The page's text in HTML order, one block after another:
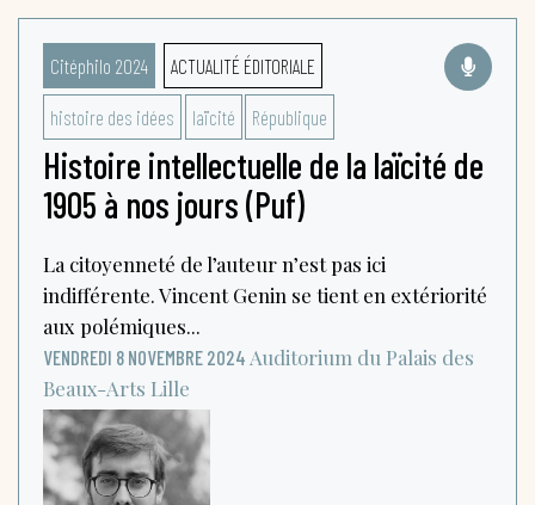
Citéphilo 2024 ACTUALITÉ ÉDITORIALE
histoire des idées laïcité République
Histoire intellectuelle de la laïcité de
1905 à nos jours (Puf)
La citoyenneté de l’auteur n’est pas ici
indifférente. Vincent Genin se tient en extériorité
aux polémiques...
VENDREDI 8 NOVEMBRE 2024 Auditorium du Palais des
Beaux-Arts Lille